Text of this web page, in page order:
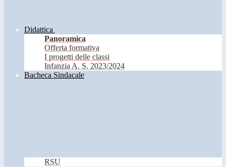
Didattica
Panoramica
Offerta formativa
I progetti delle classi
Infanzia A. S. 2023/2024
Bacheca Sindacale
RSU